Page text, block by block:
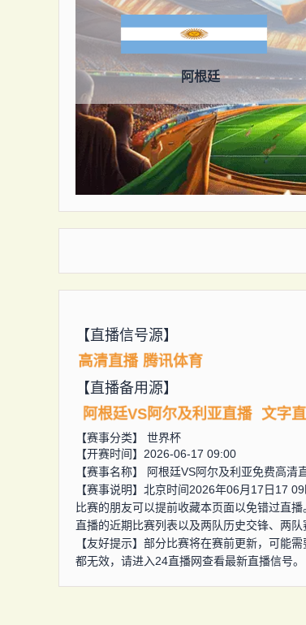
阿根廷
【直播信号源】
高清直播 腾讯体育
【直播备用源】
阿根廷VS阿尔及利亚直播 文字
【赛事分类】 世界杯
【开赛时间】2026-06-17 09:00
【赛事名称】
阿根廷VS阿尔及利亚免费高清
【赛事说明】北京时间2026年06月17日17
比赛的朋友可以提前收藏本页面以免错过直
直播的近期比赛列表以及两队历史交锋、两队
【友好提示】部分比赛将在赛前更新，可能
都无效，请进入24直播网查看最新直播信号。